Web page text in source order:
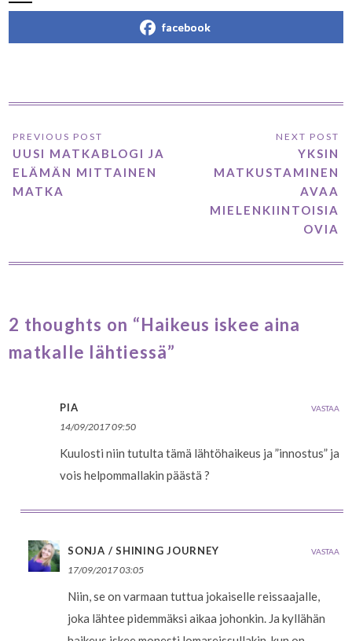
facebook
UUSI MATKABLOGI JA
ELÄMÄN MITTAINEN
MATKA
YKSIN
MATKUSTAMINEN
AVAA
MIELENKIINTOISIA
OVIA
2 thoughts on “Haikeus iskee aina
matkalle lähtiessä”
PIA
14/09/2017 09:50
Kuulosti niin tutulta tämä lähtöhaikeus ja ”innostus” ja
vois helpommallakin päästä ?
VASTAA
SONJA / SHINING JOURNEY
17/09/2017 03:05
Niin, se on varmaan tuttua jokaiselle reissaajalle,
joka lähtee pidemmäksi aikaa johonkin. Ja kyllähän
VASTAA